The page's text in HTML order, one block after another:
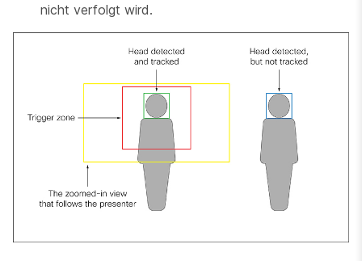
nicht verfolgt wird.